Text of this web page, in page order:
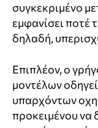
συγκεκριμένο
εμφανίσει ποτέ
δηλαδή,
Επιπλέον, ο
μοντέλων
υπαρχόντων
προκειμένου να